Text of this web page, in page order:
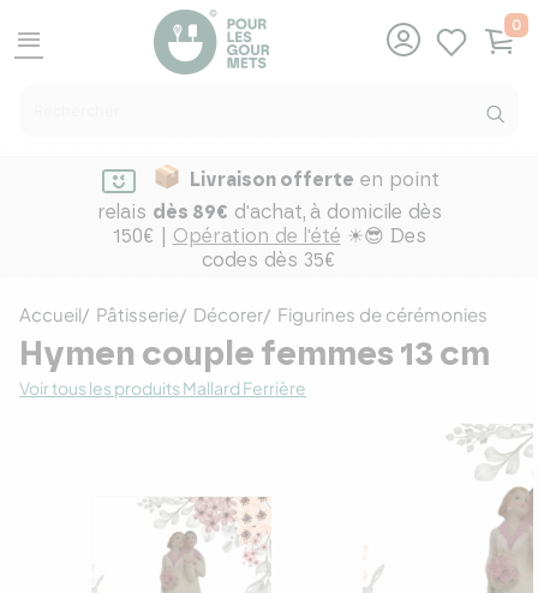
menu
0
Livraison offerte en point
relais dès 89€ d'achat, à domicile dès
150€ | Opération de l'été ☀😎 Des
codes dès 35€
Accueil Pâtisserie Décorer Figurines de cérémonies
Hymen couple femmes 13 cm
Voir tous les produits Mallard Ferrière